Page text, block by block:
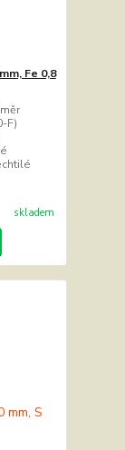
Fe 0,8
F)
skladem